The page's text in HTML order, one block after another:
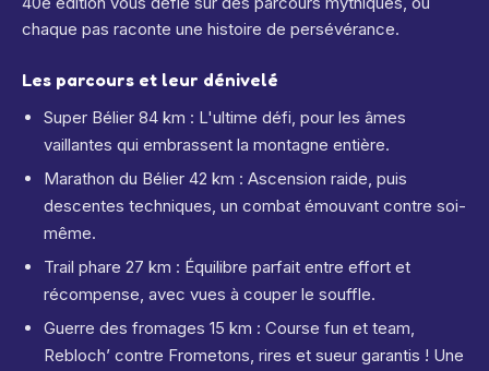
chaque pas raconte une histoire de persévérance.
Les parcours et leur dénivelé
Super Bélier 84 km : L'ultime défi, pour les âmes
vaillantes qui embrassent la montagne entière.
Marathon du Bélier 42 km : Ascension raide, puis
descentes techniques, un combat émouvant contre soi-
même.
Trail phare 27 km : Équilibre parfait entre effort et
récompense, avec vues à couper le souffle.
Guerre des fromages 15 km : Course fun et team,
Rebloch’ contre Frometons, rires et sueur garantis ! Une